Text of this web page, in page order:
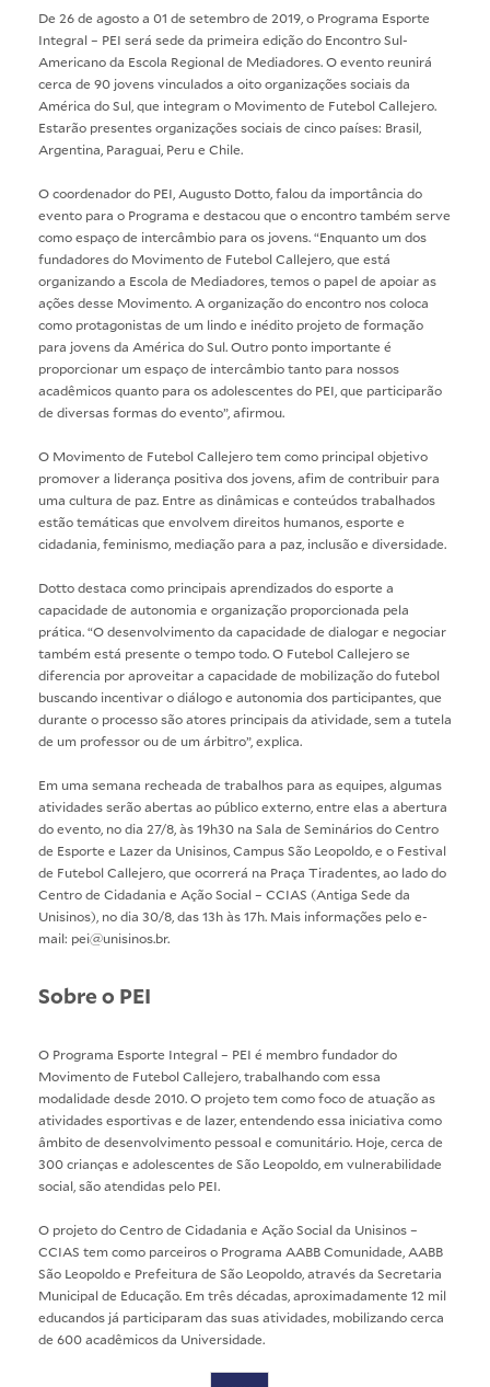
De 26 de agosto a 01 de setembro de 2019, o Programa Esporte
Integral – PEI será sede da primeira edição do Encontro Sul-
Americano da Escola Regional de Mediadores. O evento reunirá
cerca de 90 jovens vinculados a oito organizações sociais da
América do Sul, que integram o Movimento de Futebol Callejero.
Estarão presentes organizações sociais de cinco países: Brasil,
Argentina, Paraguai, Peru e Chile.
O coordenador do PEI, Augusto Dotto, falou da importância do
evento para o Programa e destacou que o encontro também serve
como espaço de intercâmbio para os jovens. “Enquanto um dos
fundadores do Movimento de Futebol Callejero, que está
organizando a Escola de Mediadores, temos o papel de apoiar as
ações desse Movimento. A organização do encontro nos coloca
como protagonistas de um lindo e inédito projeto de formação
para jovens da América do Sul. Outro ponto importante é
proporcionar um espaço de intercâmbio tanto para nossos
acadêmicos quanto para os adolescentes do PEI, que participarão
de diversas formas do evento”, afirmou.
O Movimento de Futebol Callejero tem como principal objetivo
promover a liderança positiva dos jovens, afim de contribuir para
uma cultura de paz. Entre as dinâmicas e conteúdos trabalhados
estão temáticas que envolvem direitos humanos, esporte e
cidadania, feminismo, mediação para a paz, inclusão e diversidade.
Dotto destaca como principais aprendizados do esporte a
capacidade de autonomia e organização proporcionada pela
prática. “O desenvolvimento da capacidade de dialogar e negociar
também está presente o tempo todo. O Futebol Callejero se
diferencia por aproveitar a capacidade de mobilização do futebol
buscando incentivar o diálogo e autonomia dos participantes, que
durante o processo são atores principais da atividade, sem a tutela
de um professor ou de um árbitro”, explica.
Em uma semana recheada de trabalhos para as equipes, algumas
atividades serão abertas ao público externo, entre elas a abertura
do evento, no dia 27/8, às 19h30 na Sala de Seminários do Centro
de Esporte e Lazer da Unisinos, Campus São Leopoldo, e o Festival
de Futebol Callejero, que ocorrerá na Praça Tiradentes, ao lado do
Centro de Cidadania e Ação Social – CCIAS (Antiga Sede da
Unisinos), no dia 30/8, das 13h às 17h. Mais informações pelo e-
mail: pei@unisinos.br.
Sobre o PEI
O Programa Esporte Integral – PEI é membro fundador do
Movimento de Futebol Callejero, trabalhando com essa
modalidade desde 2010. O projeto tem como foco de atuação as
atividades esportivas e de lazer, entendendo essa iniciativa como
âmbito de desenvolvimento pessoal e comunitário. Hoje, cerca de
300 crianças e adolescentes de São Leopoldo, em vulnerabilidade
social, são atendidas pelo PEI.
O projeto do Centro de Cidadania e Ação Social da Unisinos –
CCIAS tem como parceiros o Programa AABB Comunidade, AABB
São Leopoldo e Prefeitura de São Leopoldo, através da Secretaria
Municipal de Educação. Em três décadas, aproximadamente 12 mil
educandos já participaram das suas atividades, mobilizando cerca
de 600 acadêmicos da Universidade.